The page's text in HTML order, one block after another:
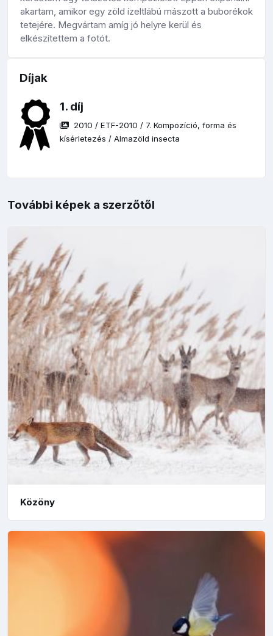
akartam, amikor egy zöld ízeltlábú mászott a buborékok
tetejére. Megvártam amíg jó helyre kerül és
elkészítettem a fotót.
Díjak
1. díj
2010 /ETF-2010 / 7. Kompozíció, forma és
kísérletezés /Almazöld insecta
További képek a szerzőtől
Közöny